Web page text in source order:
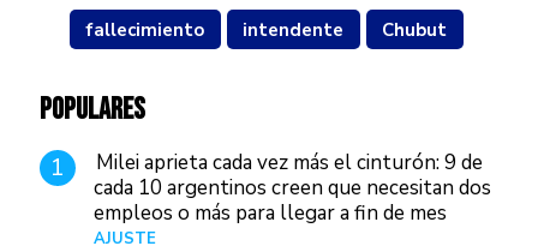
fallecimiento intendente Chubut
POPULARES
1
Milei aprieta cada vez más el cinturón: 9 de
cada 10 argentinos creen que necesitan dos
empleos o más para llegar a fin de mes
AJUSTE